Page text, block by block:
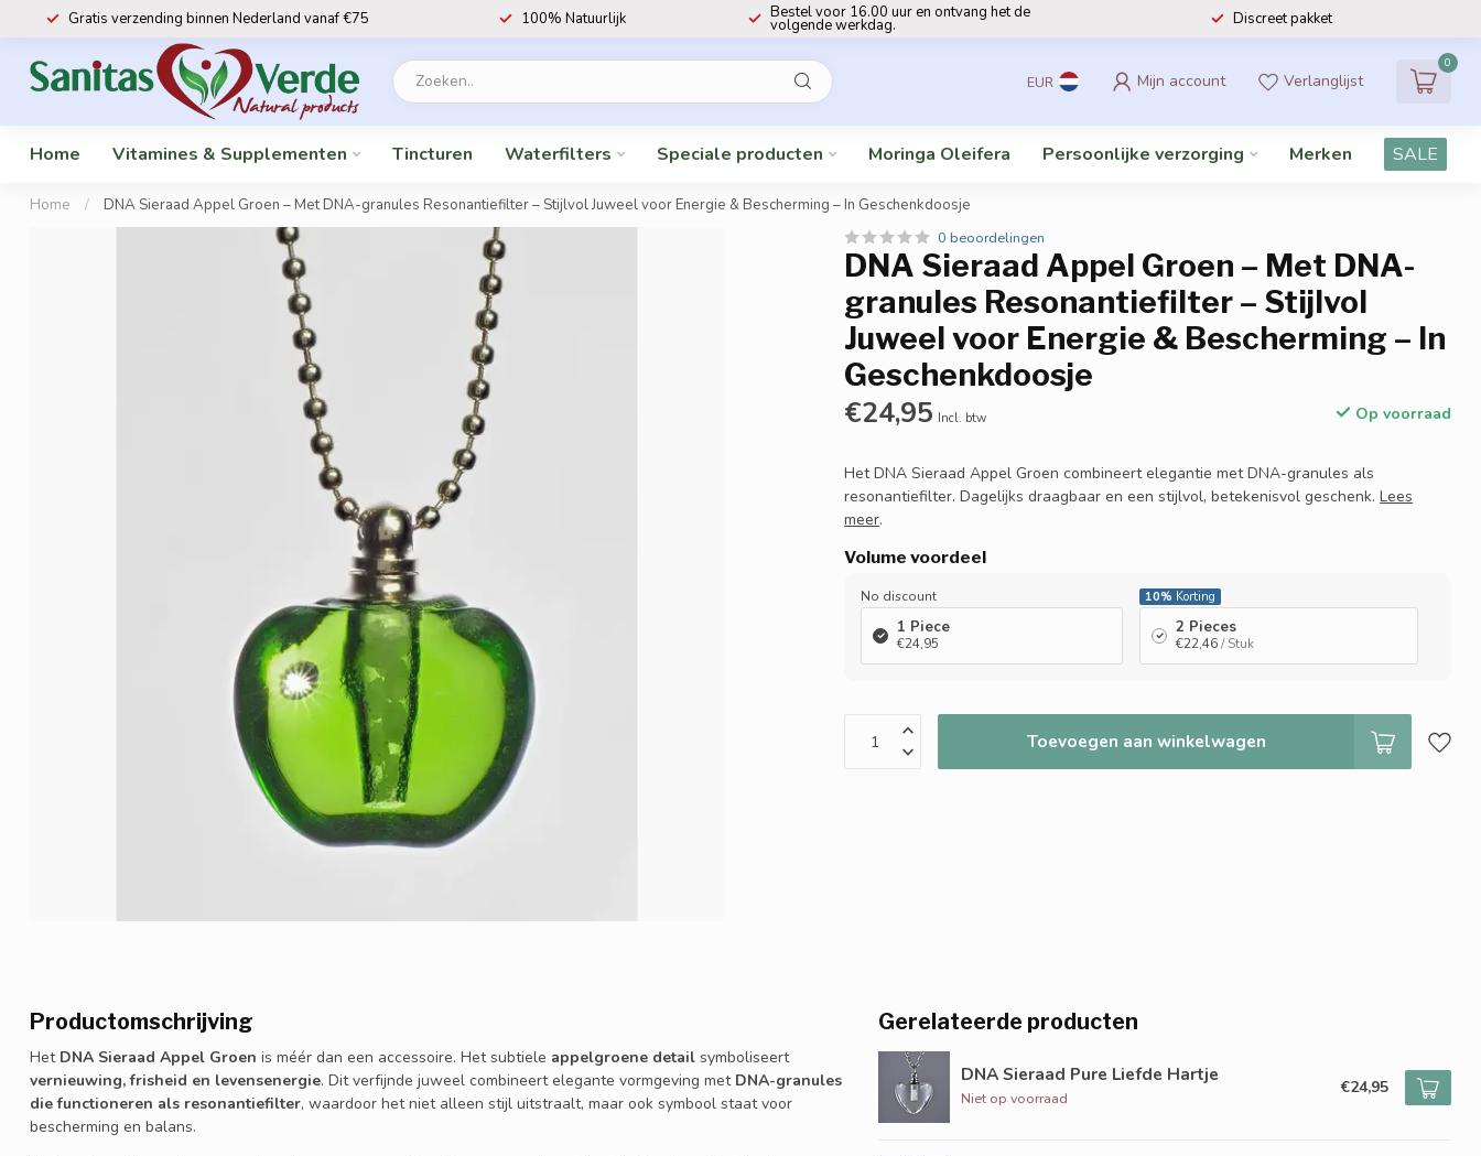
Gratis verzending binnen Nederland vanaf €75 100% Natuurlijk Bestel voor 16.00 uur en ontvang het de
volgende werkdag. Discreet pakket
EUR Mijn account Verlanglijst
0
Home Vitamines & Supplementen Tincturen Waterfilters Speciale producten Moringa Oleifera Persoonlijke verzorging Merken SALE
Home / DNA Sieraad Appel Groen – Met DNA-granules Resonantiefilter – Stijlvol Juweel voor Energie & Bescherming – In Geschenkdoosje
0 beoordelingen
DNA Sieraad Appel Groen – Met DNA-
granules Resonantiefilter – Stijlvol
Juweel voor Energie & Bescherming – In
Geschenkdoosje
€24,95 Incl. btw Op voorraad
Het DNA Sieraad Appel Groen combineert elegantie met DNA-granules als
resonantiefilter. Dagelijks draagbaar en een stijlvol, betekenisvol geschenk.Lees
meer.
Volume voordeel
No discount
1 Piece
€24,95
10% Korting
2 Pieces
€22,46/ Stuk
Toevoegen aan winkelwagen
Productomschrijving
Het DNA Sieraad Appel Groen is méér dan een accessoire. Het subtiele appelgroene detail symboliseert
vernieuwing, frisheid en levensenergie. Dit verfijnde juweel combineert elegante vormgeving met DNA-granules
die functioneren als resonantiefilter, waardoor het niet alleen stijl uitstraalt, maar ook symbool staat voor
bescherming en balans.
Gerelateerde producten
DNA Sieraad Pure Liefde Hartje
Niet op voorraad
€24,95